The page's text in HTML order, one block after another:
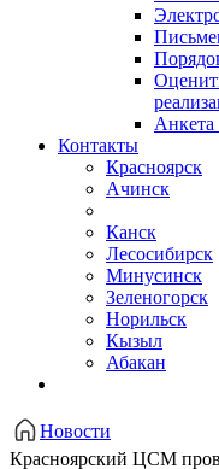
Анкета
Контакты
Красноярск
Ачинск
Канск
Лесосибирск
Минусинск
Зеленогорск
Норильск
Кызыл
Абакан
Новости
Красноярский ЦСМ